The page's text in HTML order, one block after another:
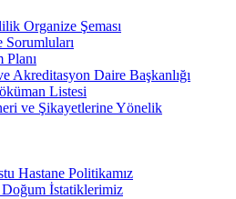
Organize Şeması
Sorumluları
Planı
Akreditasyon Daire Başkanlığı
Listesi
ve Şikayetlerine Yönelik
Hastane Politikamız
Doğum İstatiklerimiz